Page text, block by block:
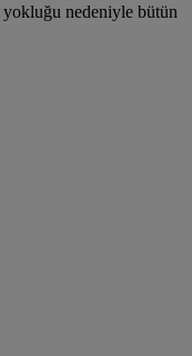
yokluğu nedeniyle bütün